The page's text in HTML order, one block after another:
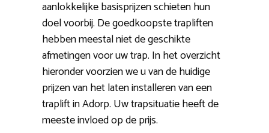
aanlokkelijke basisprijzen schieten hun
doel voorbij. De goedkoopste trapliften
hebben meestal niet de geschikte
afmetingen voor uw trap. In het overzicht
hieronder voorzien we u van de huidige
prijzen van het laten installeren van een
traplift in Adorp. Uw trapsituatie heeft de
meeste invloed op de prijs.